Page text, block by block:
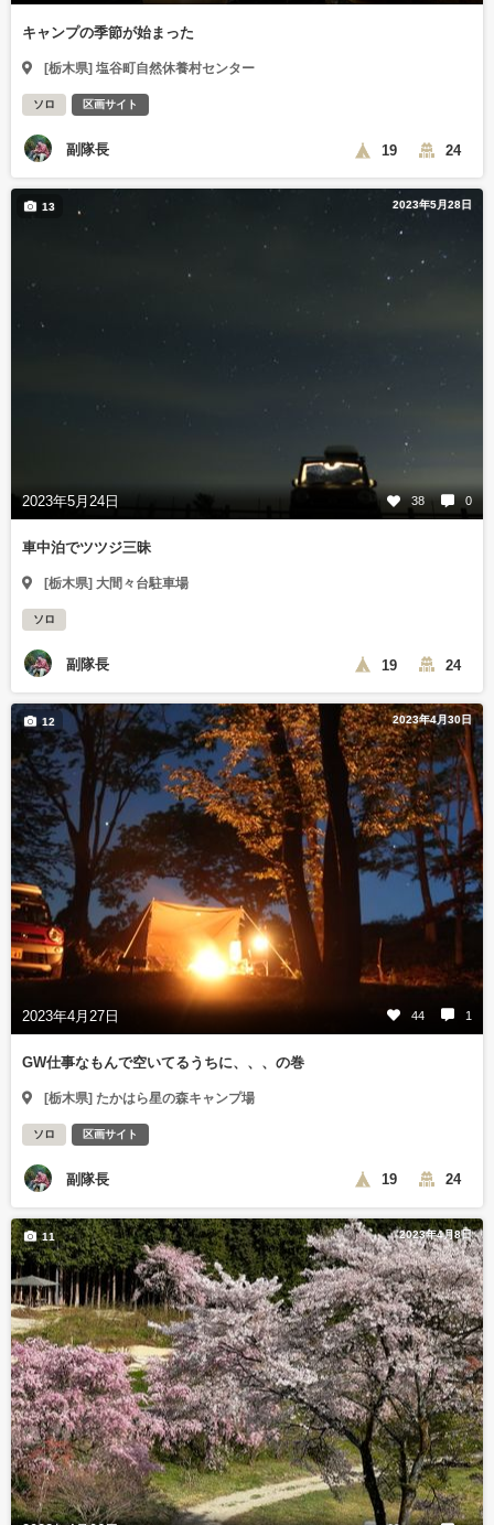
キャンプの季節が始まった
[栃木県] 塩谷町自然休養村センター
ソロ 区画サイト
副隊長 19 24
2023年5月28日
2023年5月24日 38 0
13
車中泊でツツジ三昧
[栃木県] 大間々台駐車場
ソロ
副隊長 19 24
2023年4月30日
2023年4月27日 44 1
12
GW仕事なもんで空いてるうちに、、、の巻
[栃木県] たかはら星の森キャンプ場
ソロ 区画サイト
副隊長 19 24
2023年4月8日
11